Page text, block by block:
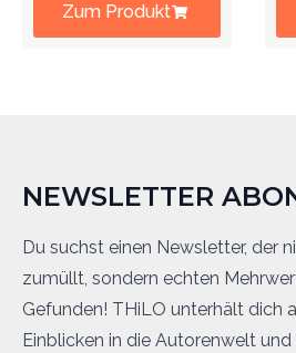
Zum Produkt
NEWSLETTER
Du suchst einen Newsletter, der
zumüllt, sondern echten
Gefunden! THiLO unterhält dich
Einblicken in die Autorenwelt